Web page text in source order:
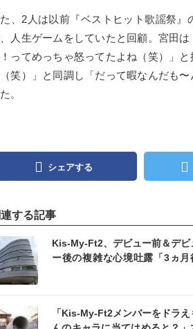
た、2人は以前『ベストヒット歌謡祭
人生ゲームをしていたと回顧。宮田
ってめっちゃ怒ってたよね（笑）」
笑）」と同調し「だって暇なんだも
。
シェアする
する記事
Kis-My-Ft2、デビュー前＆デビ
ー後の複雑な心境吐露「3ヵ月
「Kis-My-Ft2メンバーをドラえ